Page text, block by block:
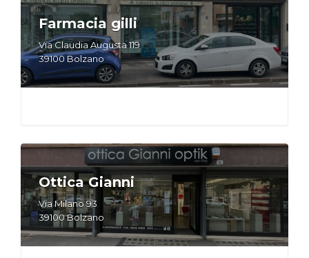
Farmacia gilli
Via Claudia Augusta 119
39100 Bolzano
Ottica Gianni
Via Milano 93
39100 Bolzano